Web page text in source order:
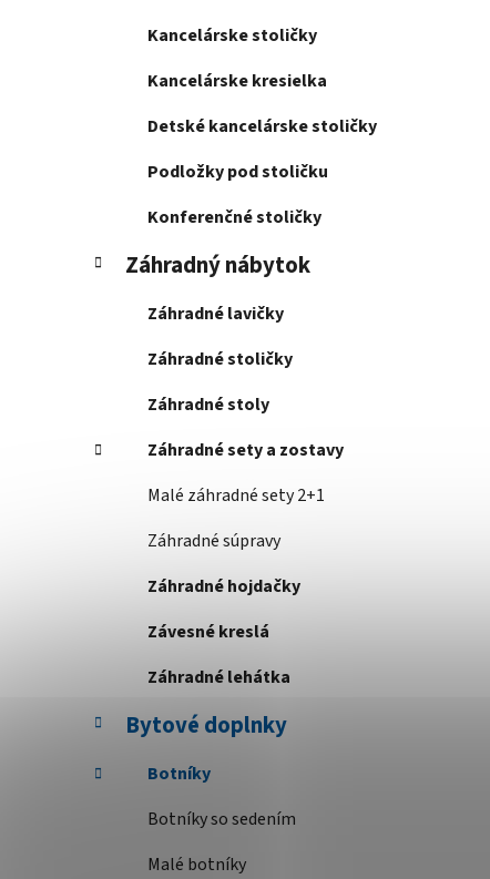
Kancelárske stoličky
Kancelárske kresielka
Detské kancelárske stoličky
Podložky pod stoličku
Konferenčné stoličky
Záhradný nábytok
Záhradné lavičky
Záhradné stoličky
Záhradné stoly
Záhradné sety a zostavy
Malé záhradné sety 2+1
Záhradné súpravy
Záhradné hojdačky
Závesné kreslá
Záhradné lehátka
Bytové doplnky
Botníky
Botníky so sedením
Malé botníky